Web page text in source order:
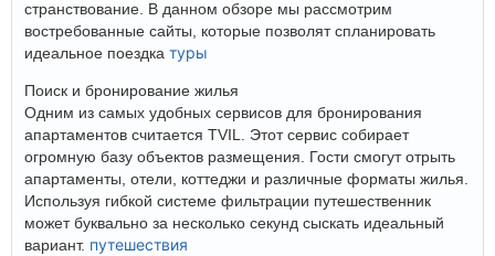
странствование. В данном обзоре мы рассмотрим
востребованные сайты, которые позволят спланировать
идеальное поездка туры
Поиск и бронирование жилья
Одним из самых удобных сервисов для бронирования
апартаментов считается TVIL. Этот сервис собирает
огромную базу объектов размещения. Гости смогут отрыть
апартаменты, отели, коттеджи и различные форматы жилья.
Используя гибкой системе фильтрации путешественник
может буквально за несколько секунд сыскать идеальный
вариант. путешествия